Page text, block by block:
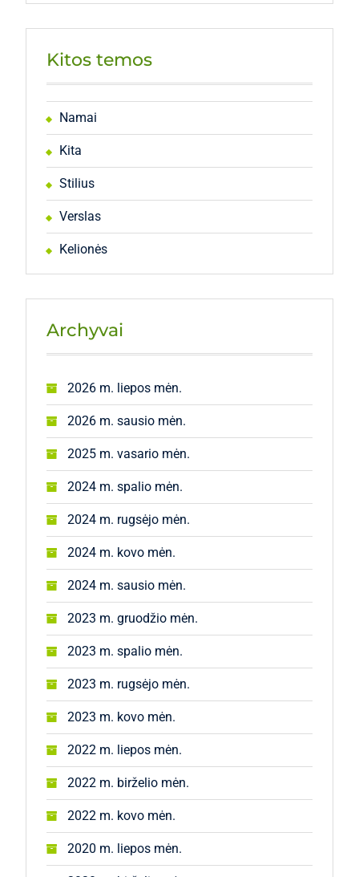
Kitos temos
Namai
Kita
Stilius
Verslas
Kelionės
Archyvai
2026 m. liepos mėn.
2026 m. sausio mėn.
2025 m. vasario mėn.
2024 m. spalio mėn.
2024 m. rugsėjo mėn.
2024 m. kovo mėn.
2024 m. sausio mėn.
2023 m. gruodžio mėn.
2023 m. spalio mėn.
2023 m. rugsėjo mėn.
2023 m. kovo mėn.
2022 m. liepos mėn.
2022 m. birželio mėn.
2022 m. kovo mėn.
2020 m. liepos mėn.